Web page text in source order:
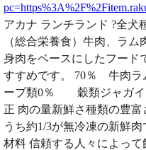
アカナ ランチランド ?全犬
（総合栄養食）牛肉、ラ
身肉をベースにしたフード
すすめです。 70％ 牛肉
ーブ類0％ 穀類ジャガイ
正 肉の量新鮮さ種類の豊
うち約1/3が無冷凍の新鮮
材料 信頼する人々によっ